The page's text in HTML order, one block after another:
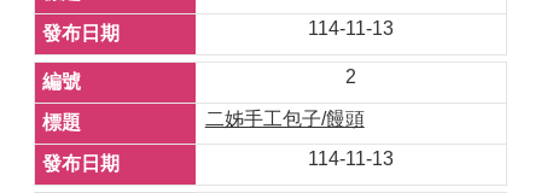
114-11-13
2
二姊手工包子/饅頭
114-11-13